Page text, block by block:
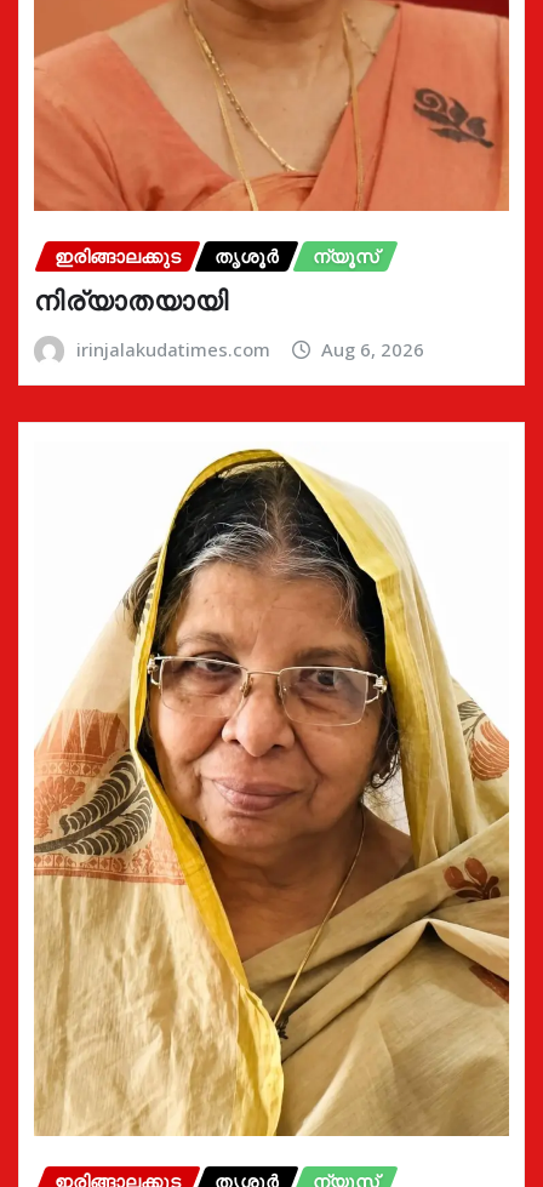
ഇരിങ്ങാലക്കുട തൃശൂർ ന്യൂസ്
നിര്യാതയായി
irinjalakudatimes.com Aug 6, 2026
ഇരിങ്ങാലക്കുട തൃശൂർ ന്യൂസ്